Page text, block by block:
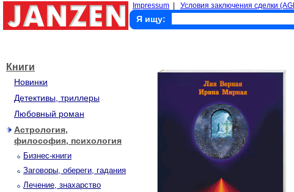
Impressum Условия заключения сделки
Я ищу:
Книги
Новинки
Детективы, триллеры
Любовный роман
Астрология,
философия, психология
Бизнес-книги
Заговоры, обереги, гадания
Лечение, знахарство